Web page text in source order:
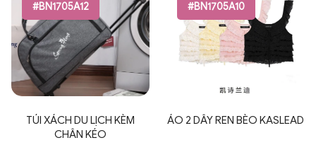
#BN1705A12
TÚI XÁCH DU LỊCH KÈM
CHÂN KÉO
#BN1705A10
ÁO 2 DÂY REN BÈO KASLEAD